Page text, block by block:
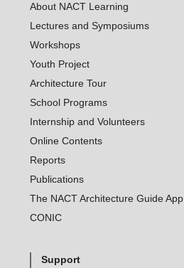
About NACT Learning
Lectures and Symposiums
Workshops
Youth Project
Architecture Tour
School Programs
Internship and Volunteers
Online Contents
Reports
Publications
The NACT Architecture Guide App
CONIC
Support